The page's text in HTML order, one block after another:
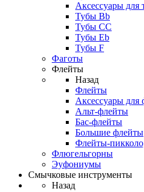
Аксессуары для
Тубы Bb
Тубы CC
Тубы Eb
Тубы F
Фаготы
Флейты
Назад
Флейты
Аксессуары для
Альт-флейты
Бас-флейты
Большие флейты
Флейты-
Флюгельгорны
Эуфониумы
Смычковые инструменты
Назад